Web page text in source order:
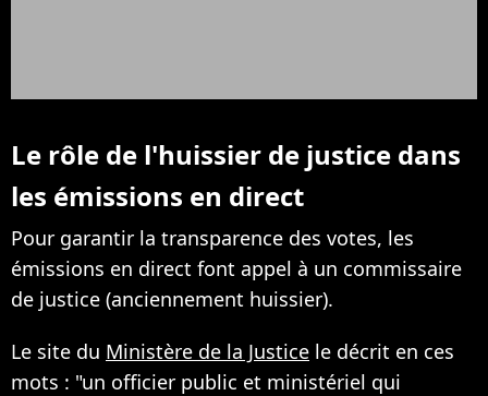
Le rôle de l'huissier de justice dans
les émissions en direct
Pour garantir la transparence des votes, les
émissions en direct font appel à un commissaire
de justice (anciennement huissier).
Le site du Ministère de la Justice le décrit en ces
mots : "un officier public et ministériel qui